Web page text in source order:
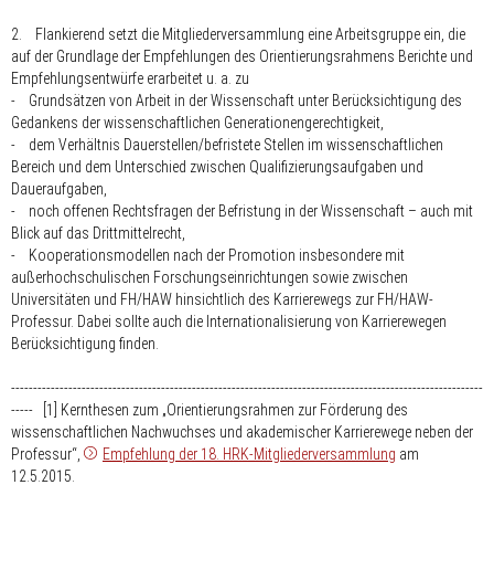
2. Flankierend setzt die Mitgliederversammlung eine Arbeitsgruppe ein, die
auf der Grundlage der Empfehlungen des Orientierungsrahmens Berichte und
Empfehlungsentwürfe erarbeitet u. a. zu
- Grundsätzen von Arbeit in der Wissenschaft unter Berücksichtigung des
Gedankens der wissenschaftlichen Generationengerechtigkeit,
- dem Verhältnis Dauerstellen/befristete Stellen im wissenschaftlichen
Bereich und dem Unterschied zwischen Qualifizierungsaufgaben und
Daueraufgaben,
- noch offenen Rechtsfragen der Befristung in der Wissenschaft – auch mit
Blick auf das Drittmittelrecht,
- Kooperationsmodellen nach der Promotion insbesondere mit
außerhochschulischen Forschungseinrichtungen sowie zwischen
Universitäten und FH/HAW hinsichtlich des Karrierewegs zur FH/HAW-
Professur. Dabei sollte auch die Internationalisierung von Karrierewegen
Berücksichtigung finden.
-----------------------------------------------------------------------------------------------------------
----- [1] Kernthesen zum „Orientierungsrahmen zur Förderung des
wissenschaftlichen Nachwuchses und akademischer Karrierewege neben der
Professur“,
Empfehlung der 18. HRK-Mitgliederversammlung am
12.5.2015.